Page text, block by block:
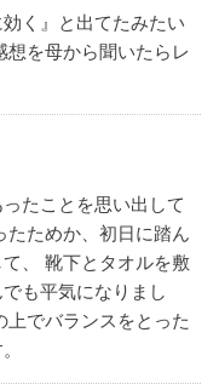
く』と出てたみたい
想を母から聞いたらレ
たことを思い出して
たためか、初日に踏ん
、
靴下とタオルを敷
も平気になりまし
でバランスをとった